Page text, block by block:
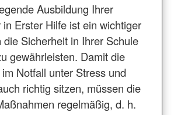
Ausbildung Ihrer
in Erster Hilfe ist ein wichtiger
die Sicherheit in Ihrer Schule
gewährleisten. Damit die
Notfall unter Stress und
richtig sitzen, müssen die
regelmäßig, d. h.